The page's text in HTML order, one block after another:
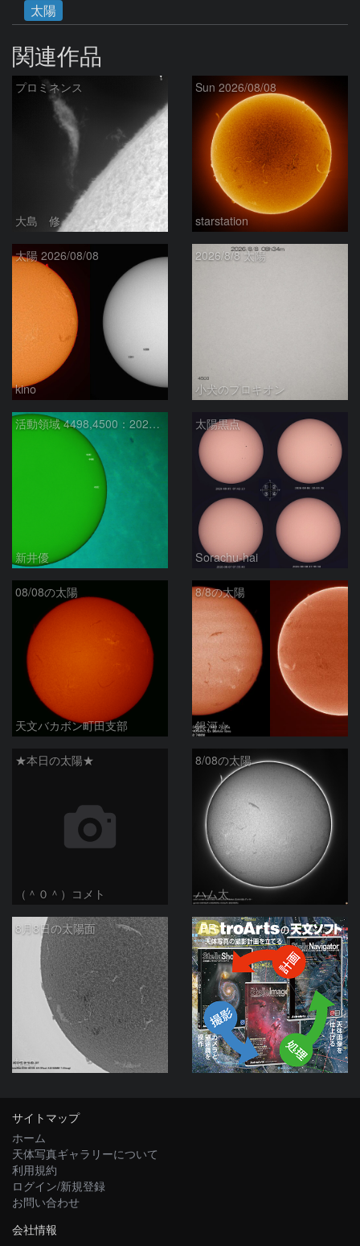
太陽
関連作品
プロミネンス
大島 修
Sun 2026/08/08
starstation
太陽 2026/08/08
kino
2026/8/8 太陽
小犬のプロキオン
活動領域 4498,4500：2026/08/08
新井優
太陽黒点
Sorachu-hai
08/08の太陽
天文バカボン町田支部
8/8の太陽
銀河☆
★本日の太陽★
（＾０＾）コメト
8/08の太陽
ハム太
8月8日の太陽面
ta-o
PR
サイトマップ
ホーム
天体写真ギャラリーについて
利用規約
ログイン/新規登録
お問い合わせ
会社情報